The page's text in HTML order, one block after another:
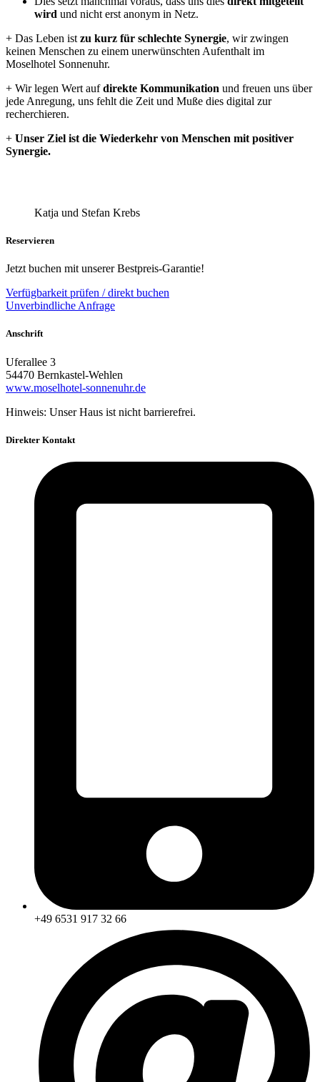
wird und nicht erst anonym in Netz.
+ Das Leben ist zu kurz für schlechte Synergie, wir zwingen
keinen Menschen zu einem unerwünschten Aufenthalt im
Moselhotel Sonnenuhr.
+ Wir legen Wert aufdirekte Kommunikation und freuen uns über
jede Anregung, uns fehlt die Zeit und Muße dies digital zur
recherchieren.
+ Unser Ziel ist die Wiederkehr von Menschen mit positiver
Synergie.
Katja und Stefan Krebs
Reservieren
Jetzt buchen mit unserer Bestpreis-Garantie!
Verfügbarkeit prüfen / direkt buchen
Unverbindliche Anfrage
Anschrift
Uferallee 3
54470 Bernkastel-Wehlen
www.moselhotel-sonnenuhr.de
Hinweis: Unser Haus ist nicht barrierefrei.
Direkter Kontakt
+49 6531 917 32 66